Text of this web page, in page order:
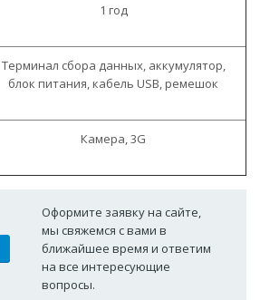
1 год
Терминал сбора данных, аккумулятор,
блок питания, кабель USB, ремешок
Камера, 3G
Оформите заявку на сайте,
мы свяжемся с вами в
ближайшее время и ответим
на все интересующие
вопросы.